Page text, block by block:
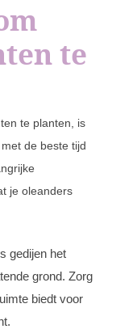
te
te planten, is
de beste tijd
je oleanders
gedijen het
grond. Zorg
biedt voor